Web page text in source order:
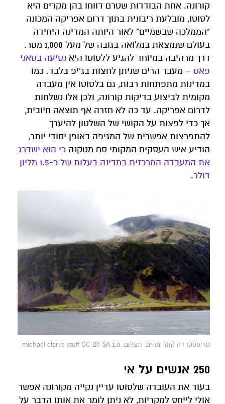
קורונה. אחת הבודדות שטרם דווחו בהן מקרים היא
לסוטו, מובלעת ריבונית בתוך דרום אפריקה המכונה
"הממלכה שבשמיים" לאור היותה המדינה היחידה
בעולם שנמצאת במלואה בגובה של מעל 1,000 מטר.
דרך מרהיבה במיוחד להגיע ללסוטו היא נסיעה בסאני
פאס – מעבר הרים שניתן לחצות בג'יפ בלבד. כמו
במדינות מתפתחות רבות, גם בלסוטו אין מעבדה
מקומית לביצוע בדיקות קורונה, ולכן אלו נשלחות
לדרום אפריקה. עד כה לא חזרה אף תוצאה חיובית,
אך כדי לפצות על הקושי של השלטון להיערך
להתפרצות אפשרית של המגיפה באופן יסודי יותר,
הודיע איש העסקים המקומי סם מטקנה כי הוא ישדרג
את המעבדה המרכזית במדינה בעלות של כ-1.5 מליון
דולר.
טריסטטן דה קונה מהים. תצלום: michael clarke stuff CC BY-SA 2.0
250 אנשים על אי
בעוד את העובדה שלסוטו עדיין נקייה מקורונה אפשר
אולי לייחס למקריות, לא ניתן לומר את אותו הדבר על